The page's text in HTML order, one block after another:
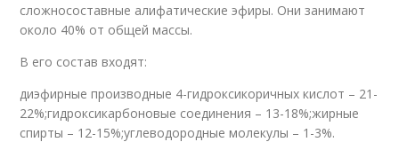
сложносоставные алифатические эфиры. Они занимают
около 40% от общей массы.
В его состав входят:
диэфирные производные 4-гидроксикоричных кислот – 21-
22%;гидроксикарбоновые соединения – 13-18%;жирные
спирты – 12-15%;углеводородные молекулы – 1-3%.